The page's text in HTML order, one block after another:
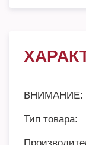
ВНИМАНИЕ:
Тип товара: